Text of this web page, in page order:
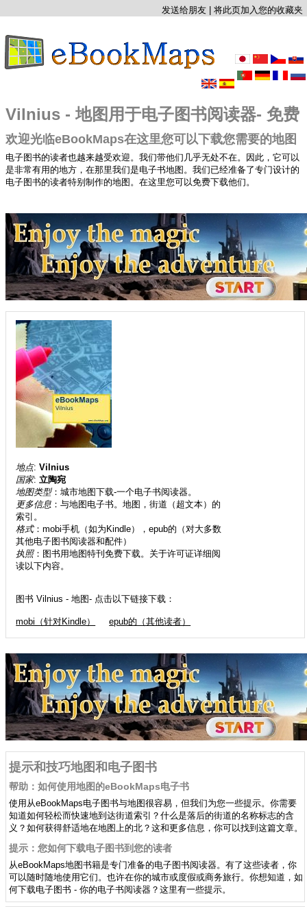
发送给朋友 将此页加入您的收藏夹
Vilnius - 地图用于电子图书阅读器- 免费
欢迎光临eBookMaps在这里您可以下载您需要的地图
电子图书的读者也越来越受欢迎。我们带他们几乎无处不在。因此，它可以
是非常有用的地方，在那里我们是电子书地图。我们已经准备了专门设计的
电子图书的读者特别制作的地图。在这里您可以免费下载他们。
地点:Vilnius
国家:立陶宛
地图类型：城市地图下载-一个电子书阅读器。
更多信息 ：与地图电子书。地图，街道（超文本）的
索引。
格式：mobi手机（如为Kindle），epub的（对大多数
其他电子图书阅读器和配件）
执照：图书用地图特刊免费下载。关于许可证详细阅
读以下内容。
图书 Vilnius - 地图- 点击以下链接下载：
mobi（针对Kindle） epub的（其他读者）
提示和技巧地图和电子图书
帮助：如何使用地图的eBookMaps电子书
使用从eBookMaps电子图书与地图很容易，但我们为您一些提示。你需要
知道如何轻松而快速地到达街道索引？什么是落后的街道的名称标志的含
义？如何获得舒适地在地图上的北？这和更多信息，你可以找到这篇文章。
提示：您如何下载电子图书到您的读者
从eBookMaps地图书籍是专门准备的电子图书阅读器。有了这些读者，你
可以随时随地使用它们。也许在你的城市或度假或商务旅行。你想知道，如
何下载电子图书 - 你的电子书阅读器？这里有一些提示。